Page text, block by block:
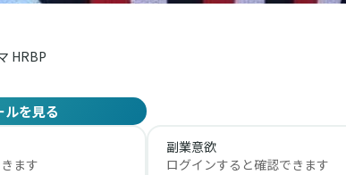
HRBP
ルを見る
ます
副業意欲
ログインすると確認できます